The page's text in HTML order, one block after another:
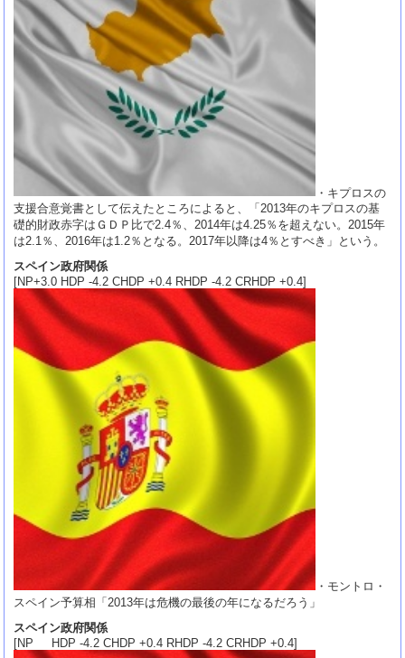
・キプロスの
支援合意覚書として伝えたところによると、「2013年のキプロスの基
礎的財政赤字はＧＤＰ比で2.4％、2014年は4.25％を超えない。2015年
は2.1％、2016年は1.2％となる。2017年以降は4％とすべき」という。
スペイン政府関係
[NP+3.0 HDP -4.2 CHDP +0.4 RHDP -4.2 CRHDP +0.4]
・モントロ・
スペイン予算相「2013年は危機の最後の年になるだろう」
スペイン政府関係
[NP HDP -4.2 CHDP +0.4 RHDP -4.2 CRHDP +0.4]